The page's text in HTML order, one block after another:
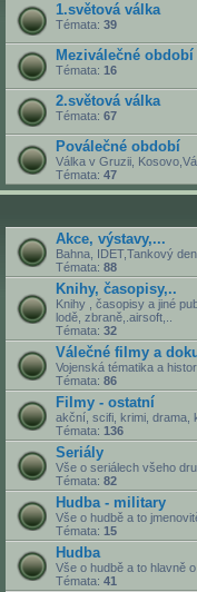
1.světová válka
Témata: 39
Meziválečné období
Témata: 16
2.světová válka
Témata: 67
Poválečné období
Válka v Gruzii,
Témata: 47
Akce, výstavy,...
Bahna, IDET,Tankový
Témata: 88
Knihy, časopisy,..
Knihy , časopisy a jiné
lodě, zbraně,.airsoft,..
Témata: 32
Válečné filmy a
Vojenská tématika a
Témata: 86
Filmy - ostatní
akční, scifi, krimi, drama,
Témata: 136
Seriály
Vše o seriálech všeho
Témata: 82
Hudba - military
Vše o hudbě a to
Témata: 15
Hudba
Vše o hudbě a to hlavně
Témata: 41